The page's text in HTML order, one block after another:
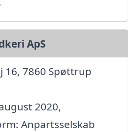
ApS
7860 Spøttrup
2020,
Anpartsselskab